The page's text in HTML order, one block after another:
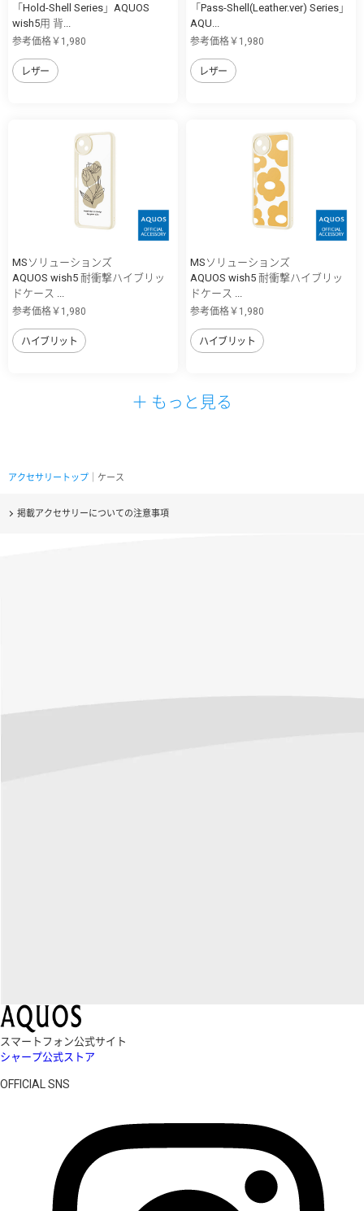
「Hold-Shell Series」AQUOS
wish5用 背...
参考価格￥1,980
レザー
「Pass-Shell(Leather.ver) Series」
AQU...
参考価格￥1,980
レザー
MSソリューションズ
AQUOS wish5 耐衝撃ハイブリッ
ドケース ...
参考価格￥1,980
ハイブリット
MSソリューションズ
AQUOS wish5 耐衝撃ハイブリッ
ドケース ...
参考価格￥1,980
ハイブリット
＋ もっと見る
アクセサリートップ ｜ケース
掲載アクセサリーについての注意事項
スマートフォン公式サイト
シャープ公式ストア
OFFICIAL SNS